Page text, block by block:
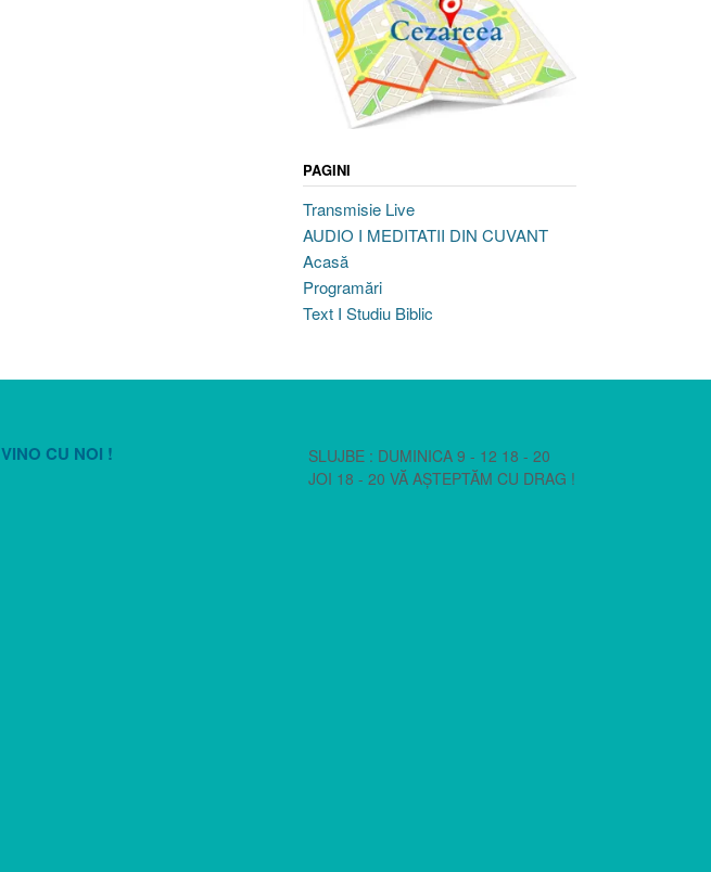
PAGINI
Transmisie Live
AUDIO I MEDITATII DIN CUVANT
Acasă
Programări
Text I Studiu Biblic
VINO CU NOI !
SLUJBE : DUMINICA 9 - 12 18 - 20
JOI 18 - 20 VĂ AȘTEPTĂM CU DRAG !